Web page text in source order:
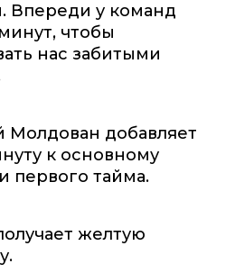
Впереди у команд
чтобы
нас забитыми
Молдован добавляет
к основному
первого тайма.
желтую